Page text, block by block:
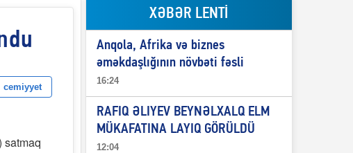
“Qeyri-səlis məntiq və
dil-nitq” elmimizə
Elşad Abdullayevin
erməniləri
maliyyələşdirən oğlu
niyə Azərbaycana
ekstradisiya olunmur?
cemiyyet
satmaq
XƏBƏR LENTİ
Anqola, Afrika və biznes
əməkdaşlığının növbəti fəsli
16:24
RAFIQ ƏLIYEV BEYNƏLXALQ ELM
MÜKAFATINA LAYIQ GÖRÜLDÜ
12:04